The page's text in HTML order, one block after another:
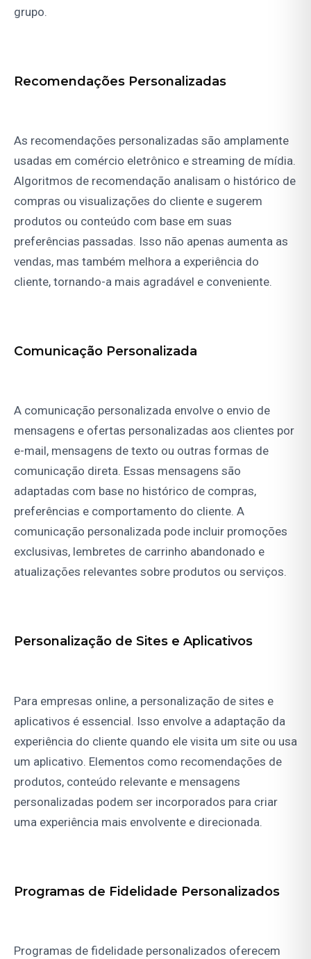
grupo.
Recomendações Personalizadas
As recomendações personalizadas são amplamente
usadas em comércio eletrônico e streaming de mídia.
Algoritmos de recomendação analisam o histórico de
compras ou visualizações do cliente e sugerem
produtos ou conteúdo com base em suas
preferências passadas. Isso não apenas aumenta as
vendas, mas também melhora a experiência do
cliente, tornando-a mais agradável e conveniente.
Comunicação Personalizada
A comunicação personalizada envolve o envio de
mensagens e ofertas personalizadas aos clientes por
e-mail, mensagens de texto ou outras formas de
comunicação direta. Essas mensagens são
adaptadas com base no histórico de compras,
preferências e comportamento do cliente. A
comunicação personalizada pode incluir promoções
exclusivas, lembretes de carrinho abandonado e
atualizações relevantes sobre produtos ou serviços.
Personalização de Sites e Aplicativos
Para empresas online, a personalização de sites e
aplicativos é essencial. Isso envolve a adaptação da
experiência do cliente quando ele visita um site ou usa
um aplicativo. Elementos como recomendações de
produtos, conteúdo relevante e mensagens
personalizadas podem ser incorporados para criar
uma experiência mais envolvente e direcionada.
Programas de Fidelidade Personalizados
Programas de fidelidade personalizados oferecem